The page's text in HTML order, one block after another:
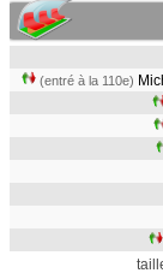
(entré à la 110e)